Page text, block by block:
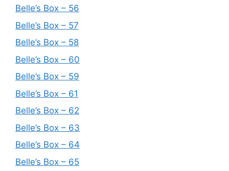
Belle’s Box – 56
Belle’s Box – 57
Belle’s Box – 58
Belle’s Box – 60
Belle’s Box – 59
Belle’s Box – 61
Belle’s Box – 62
Belle’s Box – 63
Belle’s Box – 64
Belle’s Box – 65